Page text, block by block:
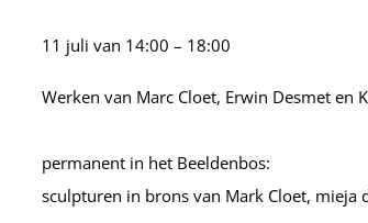
11 juli van 14:00 – 18:00
Werken van Marc Cloet, Erwin Desmet en
permanent in het Beeldenbos:
sculpturen in brons van Mark Cloet, mieja